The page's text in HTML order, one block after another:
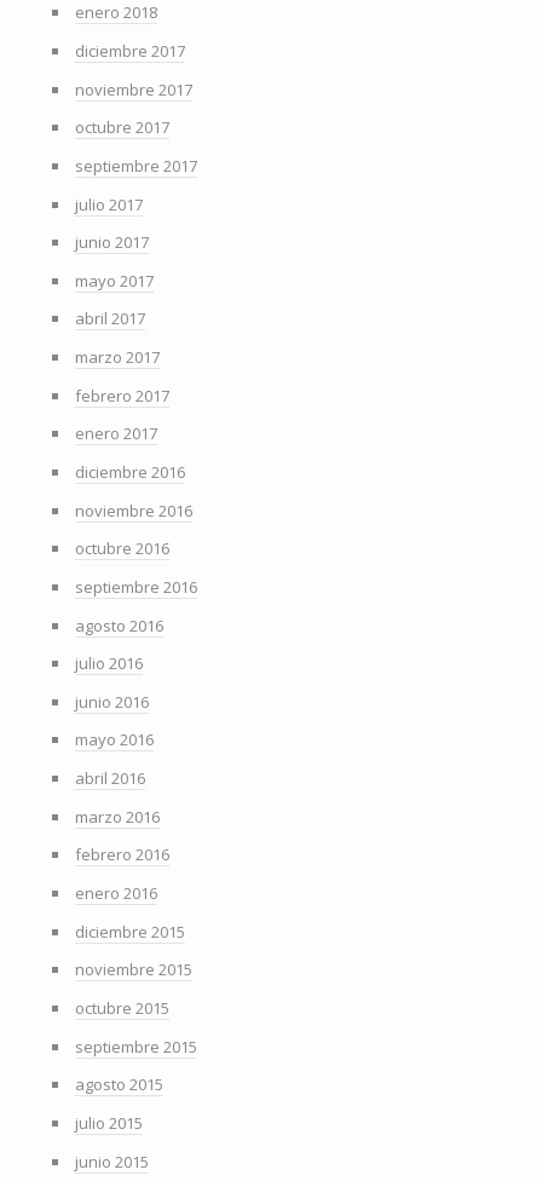
enero 2018
diciembre 2017
noviembre 2017
octubre 2017
septiembre 2017
julio 2017
junio 2017
mayo 2017
abril 2017
marzo 2017
febrero 2017
enero 2017
diciembre 2016
noviembre 2016
octubre 2016
septiembre 2016
agosto 2016
julio 2016
junio 2016
mayo 2016
abril 2016
marzo 2016
febrero 2016
enero 2016
diciembre 2015
noviembre 2015
octubre 2015
septiembre 2015
agosto 2015
julio 2015
junio 2015